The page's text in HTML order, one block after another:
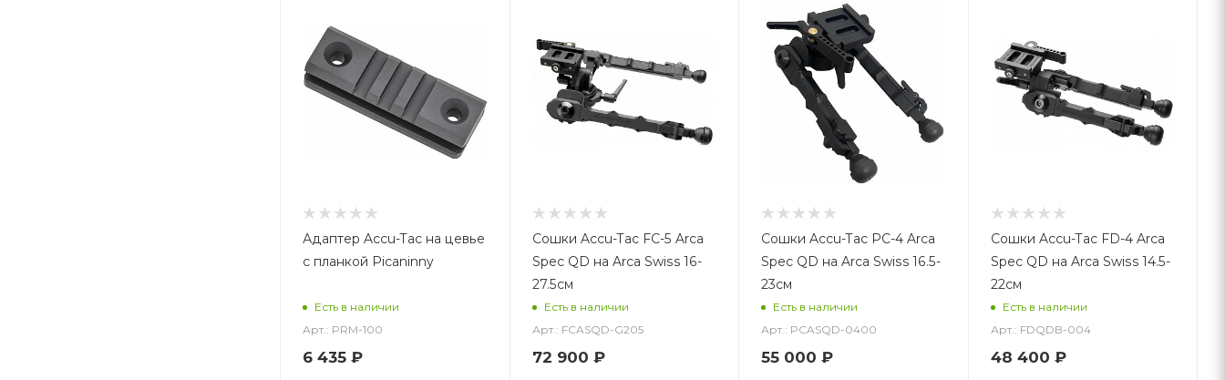
Адаптер Accu-Tac на цевье
с планкой Picaninny
Есть в наличии
Арт.: PRM-100
6 435 ₽
Сошки Accu-Tac FC-5 Arca
Spec QD на Arca Swiss 16-
27.5см
Есть в наличии
Арт.: FCASQD-G205
72 900 ₽
Сошки Accu-Tac PC-4 Arca
Spec QD на Arca Swiss 16.5-
23см
Есть в наличии
Арт.: PCASQD-0400
55 000 ₽
Сошки Accu-Tac FD-4 Arca
Spec QD на Arca Swiss 14.5-
22см
Есть в наличии
Арт.: FDQDB-004
48 400 ₽